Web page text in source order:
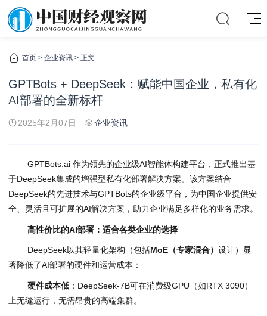
首页 > 企业资讯 > 正文
GPTBots + DeepSeek：赋能中国企业，私有化
AI部署的全新标杆
2025年2月07日 企业资讯
GPTBots.ai 作为领先的企业级AI智能体构建平台，正式推出基
于DeepSeek集成的增强型私有化部署解决方案。该方案结合
DeepSeek的先进技术与GPTBots的企业级平台，为中国企业提供安
全、灵活且可扩展的AI解决方案，助力企业满足多样化的业务需求。
高性价比的AI部署：适合各类企业的选择
DeepSeek以其轻量化架构（包括MoE （专家混合） 设计）显
著降低了AI部署的硬件和运营成本：
硬件成本低 ：DeepSeek-7B可在消费级GPU（如RTX 3090）
上无缝运行，无需昂贵的高端集群。